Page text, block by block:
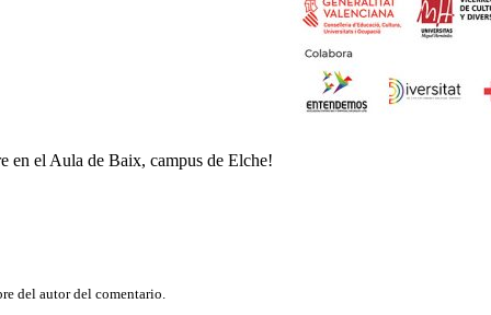
en el Aula de Baix, campus de Elche!
del autor del comentario.